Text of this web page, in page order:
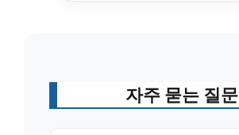
자주 묻는 질문